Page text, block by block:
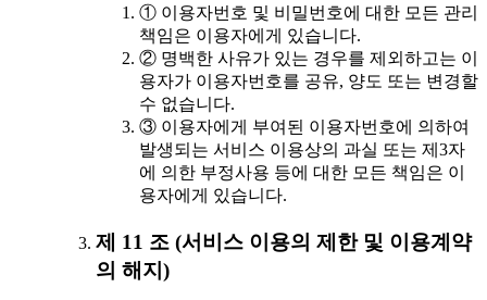
① 이용자번호 및 비밀번호에 대한 모든 관리
책임은 이용자에게 있습니다.
② 명백한 사유가 있는 경우를 제외하고는 이
용자가 이용자번호를 공유, 양도 또는 변경할
수 없습니다.
③ 이용자에게 부여된 이용자번호에 의하여
발생되는 서비스 이용상의 과실 또는 제3자
에 의한 부정사용 등에 대한 모든 책임은 이
용자에게 있습니다.
제 11 조 (서비스 이용의 제한 및 이용계약
의 해지)